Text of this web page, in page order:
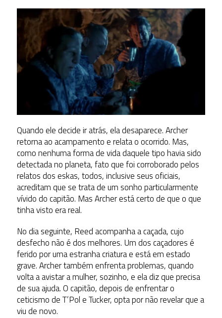
Quando ele decide ir atrás, ela desaparece. Archer
retorna ao acampamento e relata o ocorrido. Mas,
como nenhuma forma de vida daquele tipo havia sido
detectada no planeta, fato que foi corroborado pelos
relatos dos eskas, todos, inclusive seus oficiais,
acreditam que se trata de um sonho particularmente
vívido do capitão. Mas Archer está certo de que o que
tinha visto era real.
No dia seguinte, Reed acompanha a caçada, cujo
desfecho não é dos melhores. Um dos caçadores é
ferido por uma estranha criatura e está em estado
grave. Archer também enfrenta problemas, quando
volta a avistar a mulher, sozinho, e ela diz que precisa
de sua ajuda. O capitão, depois de enfrentar o
ceticismo de T’Pol e Tucker, opta por não revelar que a
viu de novo.